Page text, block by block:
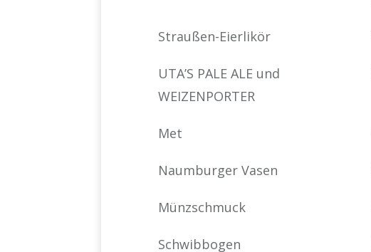
Straußen-Eierlikör
UTA’S PALE ALE und
WEIZENPORTER
Met
Naumburger Vasen
Münzschmuck
Schwibbogen